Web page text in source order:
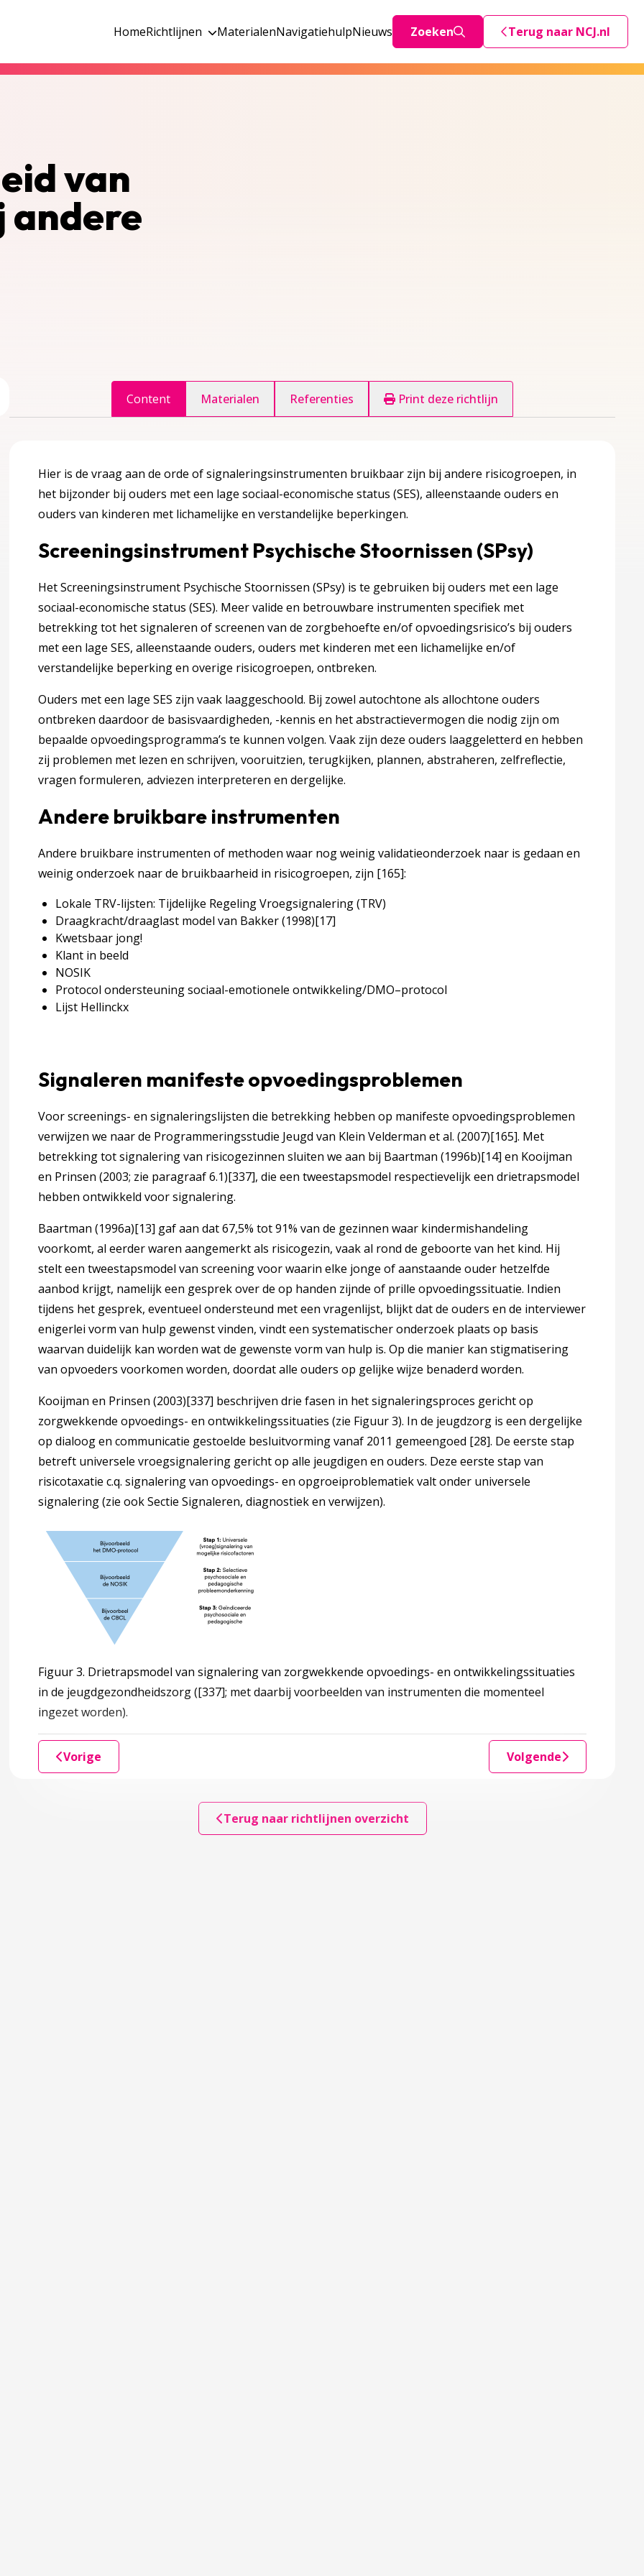
HomeRichtlijnen MaterialenNavigatiehulpNieuws Zoeken Terug naar NCJ.nl
Deze link stuurt je terug
van
andere
inhoudsopgave
over 1 Inleiding
over 2 Definities en achtergrondinformatie
over 2 Definities en achtergrondinformatie
van ouders
en opvoedvragen hebben ouders?
en problemen?
vragen en problemen?
en opvattingen hebben ouders over opvoedingsondersteuning?
kosteneffectiviteitsstudies
kosteneffectiviteitsstudies
over 3 Signaleren, diagnostiek en verwijzen
over 3 Signaleren, diagnostiek en verwijzen
en CJG-kernpartners
in de opvoedingsondersteuning
van de kernpartners in het CJG
buiten de JGZ
vaardigheden en competenties van JGZ-professionals
bij het werken met ouders
Beroepscompetenties voor werken met ouders
in de JGZ
samenwerken
van opvoedingsproblemen
interventies voor opvoedingsondersteuning
voor opvoedingsondersteuning
interventies
betrekking tot buitenlandse programma’s
voor opvoedingsondersteuning in Nederland
Content Materialen Referenties Print deze richtlijn
Hier is de vraag aan de orde of signaleringsinstrumenten bruikbaar zijn bij andere risicogroepen, in
het bijzonder bij ouders met een lage sociaal-economische status (SES), alleenstaande ouders en
ouders van kinderen met lichamelijke en verstandelijke beperkingen.
Screeningsinstrument Psychische Stoornissen (SPsy)
Het Screeningsinstrument Psychische Stoornissen (SPsy) is te gebruiken bij ouders met een lage
sociaal-economische status (SES). Meer valide en betrouwbare instrumenten specifiek met
betrekking tot het signaleren of screenen van de zorgbehoefte en/of opvoedingsrisico’s bij ouders
met een lage SES, alleenstaande ouders, ouders met kinderen met een lichamelijke en/of
verstandelijke beperking en overige risicogroepen, ontbreken.
Ouders met een lage SES zijn vaak laaggeschoold. Bij zowel autochtone als allochtone ouders
ontbreken daardoor de basisvaardigheden, -kennis en het abstractievermogen die nodig zijn om
bepaalde opvoedingsprogramma’s te kunnen volgen. Vaak zijn deze ouders laaggeletterd en hebben
zij problemen met lezen en schrijven, vooruitzien, terugkijken, plannen, abstraheren, zelfreflectie,
vragen formuleren, adviezen interpreteren en dergelijke.
Andere bruikbare instrumenten
Andere bruikbare instrumenten of methoden waar nog weinig validatieonderzoek naar is gedaan en
weinig onderzoek naar de bruikbaarheid in risicogroepen, zijn [165]:
Lokale TRV-lijsten: Tijdelijke Regeling Vroegsignalering (TRV)
Draagkracht/draaglast model van Bakker (1998)[17]
Kwetsbaar jong!
Klant in beeld
NOSIK
Protocol ondersteuning sociaal-emotionele ontwikkeling/DMO–protocol
Lijst Hellinckx
Signaleren manifeste opvoedingsproblemen
Voor screenings- en signaleringslijsten die betrekking hebben op manifeste opvoedingsproblemen
verwijzen we naar de Programmeringsstudie Jeugd van Klein Velderman et al. (2007)[165]. Met
betrekking tot signalering van risicogezinnen sluiten we aan bij Baartman (1996b)[14] en Kooijman
en Prinsen (2003; zie paragraaf 6.1)[337], die een tweestapsmodel respectievelijk een drietrapsmodel
hebben ontwikkeld voor signalering.
Baartman (1996a)[13] gaf aan dat 67,5% tot 91% van de gezinnen waar kindermishandeling
voorkomt, al eerder waren aangemerkt als risicogezin, vaak al rond de geboorte van het kind. Hij
stelt een tweestapsmodel van screening voor waarin elke jonge of aanstaande ouder hetzelfde
aanbod krijgt, namelijk een gesprek over de op handen zijnde of prille opvoedingssituatie. Indien
tijdens het gesprek, eventueel ondersteund met een vragenlijst, blijkt dat de ouders en de interviewer
enigerlei vorm van hulp gewenst vinden, vindt een systematischer onderzoek plaats op basis
waarvan duidelijk kan worden wat de gewenste vorm van hulp is. Op die manier kan stigmatisering
van opvoeders voorkomen worden, doordat alle ouders op gelijke wijze benaderd worden.
Kooijman en Prinsen (2003)[337] beschrijven drie fasen in het signaleringsproces gericht op
zorgwekkende opvoedings- en ontwikkelingssituaties (zie Figuur 3). In de jeugdzorg is een dergelijke
op dialoog en communicatie gestoelde besluitvorming vanaf 2011 gemeengoed [28]. De eerste stap
betreft universele vroegsignalering gericht op alle jeugdigen en ouders. Deze eerste stap van
risicotaxatie c.q. signalering van opvoedings- en opgroeiproblematiek valt onder universele
signalering (zie ook Sectie Signaleren, diagnostiek en verwijzen).
Figuur 3. Drietrapsmodel van signalering van zorgwekkende opvoedings- en ontwikkelingssituaties
in de jeugdgezondheidszorg ([337]; met daarbij voorbeelden van instrumenten die momenteel
ingezet worden).
Vorige Volgende
Terug naar richtlijnen overzicht